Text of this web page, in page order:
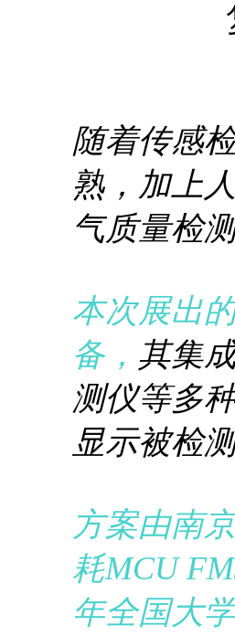
随着传感
熟，加上
气质量检
本次展出
备， 其集
测仪等多
显示被检
方案由南
耗MCU
年全国大